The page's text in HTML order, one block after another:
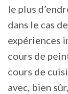
le plus
dans le cas
expériences
cours de
cours de
avec, bien